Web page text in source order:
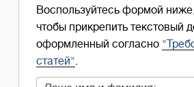
Воспользуйтесь формой
чтобы прикрепить текстовый
оформленный согласно
статей".